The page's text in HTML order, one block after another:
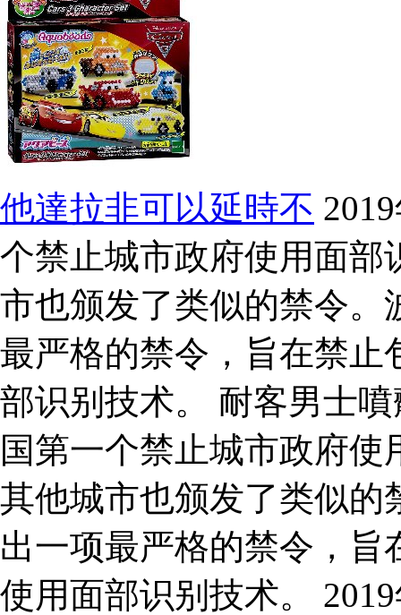
他達拉非可以延時不
个禁止城市政府使用面部
市也颁发了类似的禁令。
最严格的禁令，旨在禁止
部识别技术。 耐客男士
国第一个禁止城市政府
其他城市也颁发了类似的
出一项最严格的禁令，
使用面部识别技术。